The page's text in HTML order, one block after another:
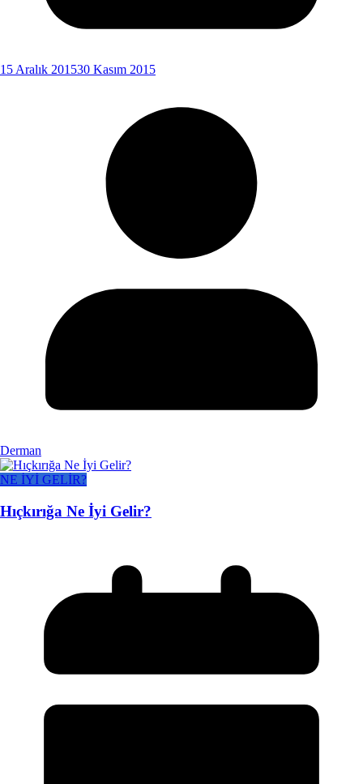
15 Aralık 201530 Kasım 2015
Derman
NE İYİ GELİR?
Hıçkırığa Ne İyi Gelir?